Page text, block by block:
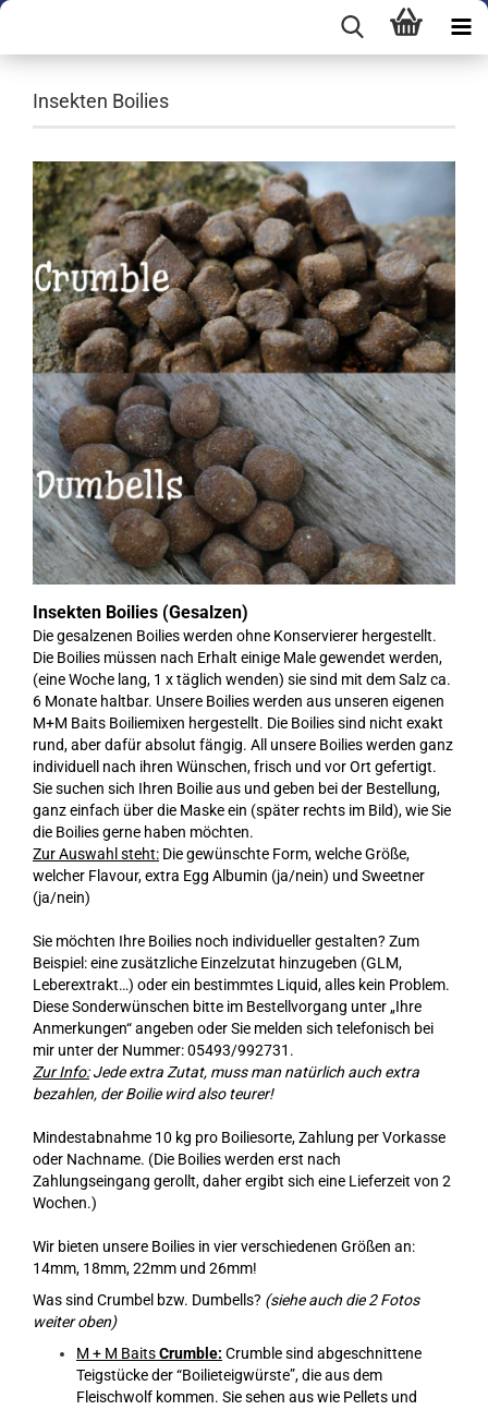
Insekten Boilies
Insekten Boilies (Gesalzen)
Die gesalzenen Boilies werden ohne Konservierer hergestellt.
Die Boilies müssen nach Erhalt einige Male gewendet werden,
(eine Woche lang, 1 x täglich wenden) sie sind mit dem Salz ca.
6 Monate haltbar. Unsere Boilies werden aus unseren eigenen
M+M Baits Boiliemixen hergestellt. Die Boilies sind nicht exakt
rund, aber dafür absolut fängig. All unsere Boilies werden ganz
individuell nach ihren Wünschen, frisch und vor Ort gefertigt.
Sie suchen sich Ihren Boilie aus und geben bei der Bestellung,
ganz einfach über die Maske ein (später rechts im Bild), wie Sie
die Boilies gerne haben möchten.
Zur Auswahl steht: Die gewünschte Form, welche Größe,
welcher Flavour, extra Egg Albumin (ja/nein) und Sweetner
(ja/nein)
Sie möchten Ihre Boilies noch individueller gestalten? Zum
Beispiel: eine zusätzliche Einzelzutat hinzugeben (GLM,
Leberextrakt…) oder ein bestimmtes Liquid, alles kein Problem.
Diese Sonderwünschen bitte im Bestellvorgang unter „Ihre
Anmerkungen“ angeben oder Sie melden sich telefonisch bei
mir unter der Nummer: 05493/992731.
Zur Info:Jede extra Zutat, muss man natürlich auch extra
bezahlen, der Boilie wird also teurer!
Mindestabnahme 10 kg pro Boiliesorte, Zahlung per Vorkasse
oder Nachname. (Die Boilies werden erst nach
Zahlungseingang gerollt, daher ergibt sich eine Lieferzeit von 2
Wochen.)
Wir bieten unsere Boilies in vier verschiedenen Größen an:
14mm, 18mm, 22mm und 26mm!
Was sind Crumbel bzw. Dumbells? (siehe auch die 2 Fotos
weiter oben)
M + M BaitsCrumble: Crumble sind abgeschnittene
Teigstücke der “Boilieteigwürste”, die aus dem
Fleischwolf kommen. Sie sehen aus wie Pellets und